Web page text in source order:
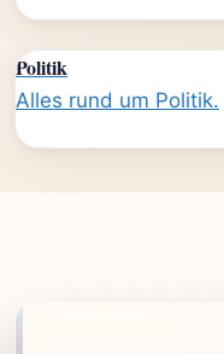
Politik
Alles rund um Politik.